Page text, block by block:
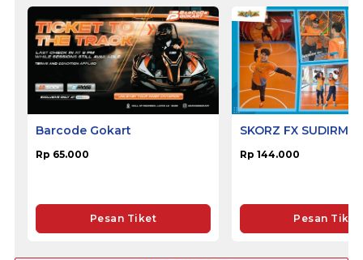
Barcode Gokart
Rp 65.000
Pesan Tiket
SKORZ FX
Rp 144.000
Pesan Tiket